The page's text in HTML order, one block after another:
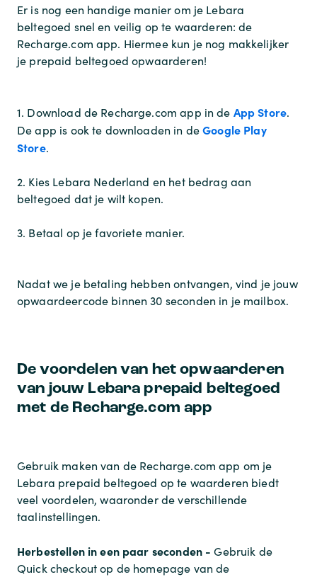
Er is nog een handige manier om je Lebara
beltegoed snel en veilig op te waarderen: de
Recharge.com app. Hiermee kun je nog makkelijker
je prepaid beltegoed opwaarderen!
1. Download de Recharge.com app in de App Store.
De app is ook te downloaden in deGoogle Play
Store.
2. Kies Lebara Nederland en het bedrag aan
beltegoed dat je wilt kopen.
3. Betaal op je favoriete manier.
Nadat we je betaling hebben ontvangen, vind je jouw
opwaardeercode binnen 30 seconden in je mailbox.
De voordelen van het opwaarderen
van jouw Lebara prepaid beltegoed
met de Recharge.com app
Gebruik maken van de Recharge.com app om je
Lebara prepaid beltegoed op te waarderen biedt
veel voordelen, waaronder de verschillende
taalinstellingen.
Herbestellen in een paar seconden -Gebruik de
Quick checkout op de homepage van de